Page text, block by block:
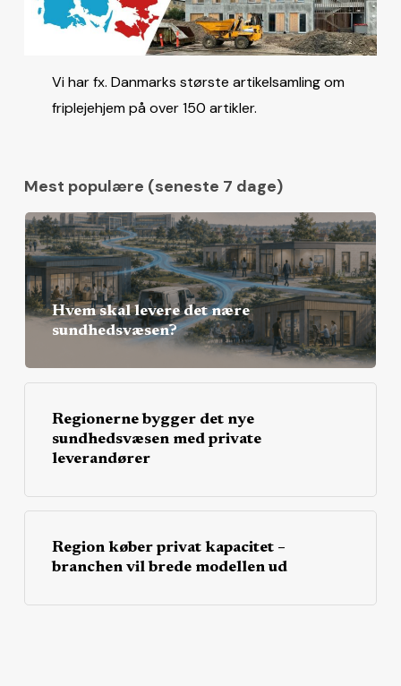
Vi har fx. Danmarks største artikelsamling om
friplejehjem på over 150 artikler.
Mest populære (seneste 7 dage)
Hvem skal levere det nære
sundhedsvæsen?
Regionerne bygger det nye
sundhedsvæsen med private
leverandører
Region køber privat kapacitet –
branchen vil brede modellen ud